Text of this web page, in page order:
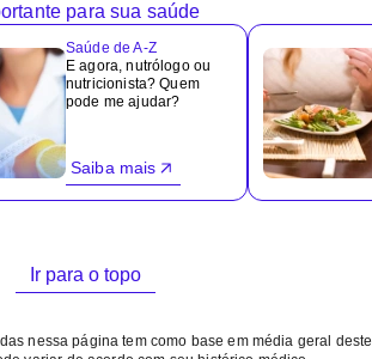
para sua saúde
Saúde de A-Z
E agora, nutrólogo ou
nutricionista? Quem
pode me ajudar?
Saiba mais
Ir para o topo
nessa página tem como base em média geral deste